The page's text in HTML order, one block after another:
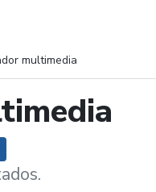
multimedia
opciones de búsqueda